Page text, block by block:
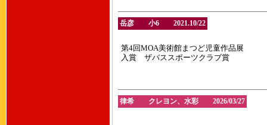
岳彦 小6 2021.10/22
第4回MOA美術館まつど児童作品展
入賞 ザバススポーツクラブ賞
律希 クレヨン、水彩 2026/03/27